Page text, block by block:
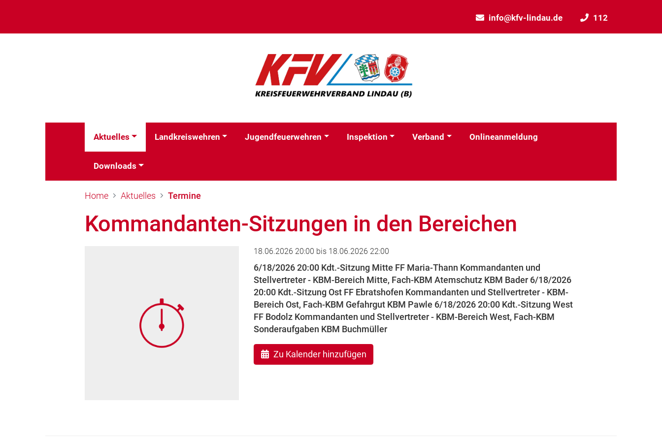
info@kfv-lindau.de 112
Aktuelles Landkreiswehren Jugendfeuerwehren Inspektion Verband Onlineanmeldung
Downloads
Home Aktuelles Termine
Kommandanten-Sitzungen in den Bereichen
18.06.2026 20:00 bis 18.06.2026 22:00
6/18/2026 20:00 Kdt.-Sitzung Mitte FF Maria-Thann Kommandanten und
Stellvertreter - KBM-Bereich Mitte, Fach-KBM Atemschutz KBM Bader 6/18/2026
20:00 Kdt.-Sitzung Ost FF Ebratshofen Kommandanten und Stellvertreter - KBM-
Bereich Ost, Fach-KBM Gefahrgut KBM Pawle 6/18/2026 20:00 Kdt.-Sitzung West
FF Bodolz Kommandanten und Stellvertreter - KBM-Bereich West, Fach-KBM
Sonderaufgaben KBM Buchmüller
Zu Kalender hinzufügen